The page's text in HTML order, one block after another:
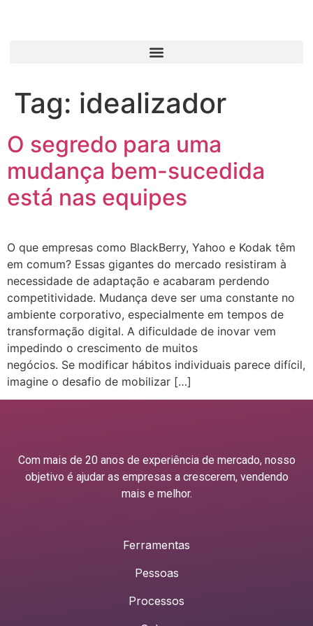
Tag: idealizador
O segredo para uma
mudança bem-sucedida
está nas equipes
O que empresas como BlackBerry, Yahoo e Kodak têm
em comum? Essas gigantes do mercado resistiram à
necessidade de adaptação e acabaram perdendo
competitividade. Mudança deve ser uma constante no
ambiente corporativo, especialmente em tempos de
transformação digital. A dificuldade de inovar vem
impedindo o crescimento de muitos
negócios. Se modificar hábitos individuais parece difícil,
imagine o desafio de mobilizar […]
Com mais de 20 anos de experiência de mercado, nosso
objetivo é ajudar as empresas a crescerem, vendendo
mais e melhor.
Ferramentas
Pessoas
Processos